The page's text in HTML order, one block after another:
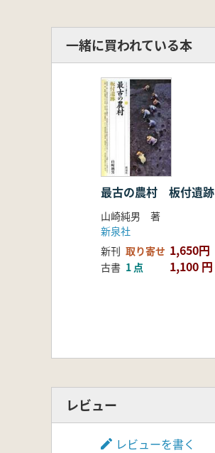
一緒に買われている本
最古の農村 板付遺跡
山崎純男 著
新泉社
新刊 取り寄せ 1,650円
古書 1 点 1,100 円
レビュー
レビューを書く